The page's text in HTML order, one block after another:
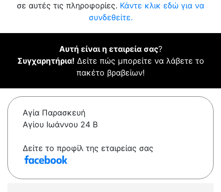
σε αυτές τις πληροφορίες. Κάντε κλικ εδώ για να
συνδεθείτε.
Αυτή είναι η εταιρεία σας?
Συγχαρητήρια! Δείτε πώς μπορείτε να λάβετε το
πακέτο βραβείων!
Αγία Παρασκευή
Αγίου Ιωάννου 24 Β
Δείτε το προφίλ της εταιρείας σας